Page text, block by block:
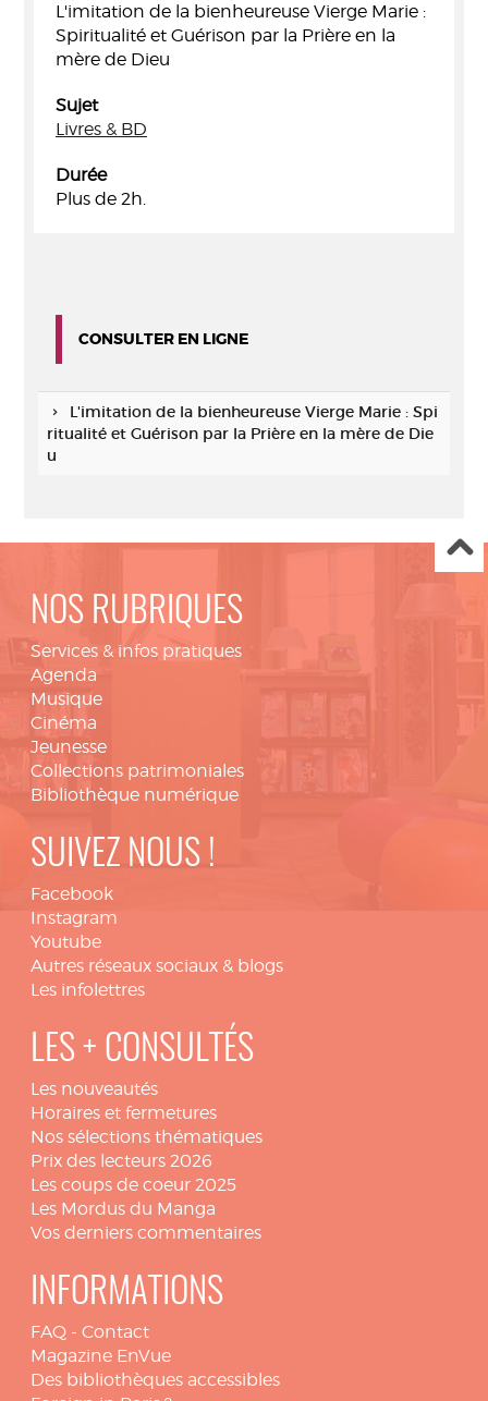
L'imitation de la bienheureuse Vierge Marie :
Spiritualité et Guérison par la Prière en la
mère de Dieu
Sujet
Livres & BD
Durée
Plus de 2h.
CONSULTER EN LIGNE
L'imitation de la bienheureuse Vierge Marie : Spi
ritualité et Guérison par la Prière en la mère de Die
u
NOS RUBRIQUES
Services & infos pratiques
Agenda
Musique
Cinéma
Jeunesse
Collections patrimoniales
Bibliothèque numérique
SUIVEZ NOUS !
Facebook
Instagram
Youtube
Autres réseaux sociaux & blogs
Les infolettres
LES + CONSULTÉS
Les nouveautés
Horaires et fermetures
Nos sélections thématiques
Prix des lecteurs 2026
Les coups de coeur 2025
Les Mordus du Manga
Vos derniers commentaires
INFORMATIONS
FAQ - Contact
Magazine EnVue
Des bibliothèques accessibles